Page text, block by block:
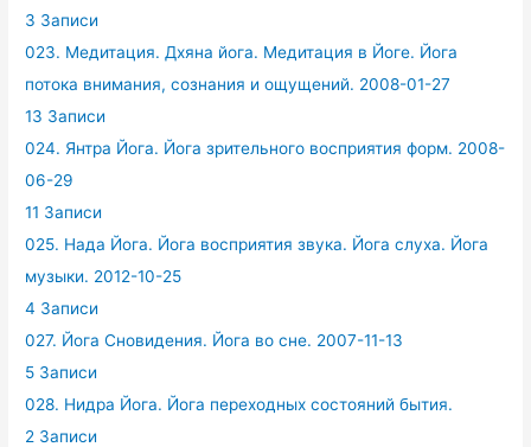
3 Записи
023. Медитация. Дхяна йога. Медитация в Йоге. Йога
потока внимания, сознания и ощущений. 2008-01-27
13 Записи
024. Янтра Йога. Йога зрительного восприятия форм. 2008-
06-29
11 Записи
025. Нада Йога. Йога восприятия звука. Йога слуха. Йога
музыки. 2012-10-25
4 Записи
027. Йога Сновидения. Йога во сне. 2007-11-13
5 Записи
028. Нидра Йога. Йога переходных состояний бытия.
2 Записи